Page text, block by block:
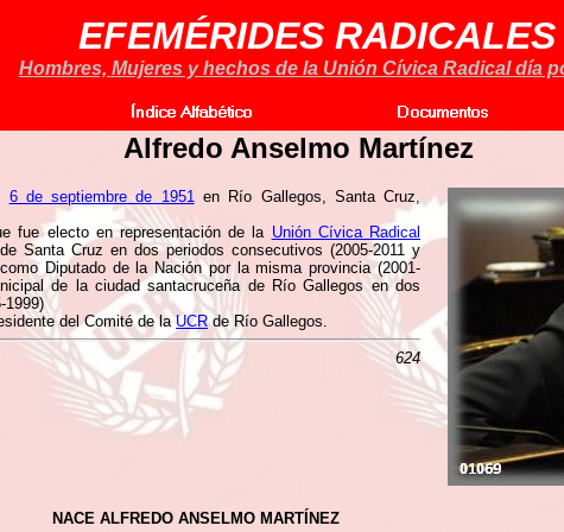
EFEMÉRIDES RADICALES
Hombres, Mujeres y hechos de la Unión Cívica Radical día
Alfredo Anselmo Martínez
6 de septiembre de 1951en Río Gallegos, Santa Cruz,
fue electo en representación de la Unión Cívica Radical
Santa Cruz en dos periodos consecutivos (2005-2011 y
Diputado de la Nación por la misma provincia (2001-
de la ciudad santacruceña de Río Gallegos en dos
1999)
del Comité de laUCRde Río Gallegos.
624
NACE ALFREDO ANSELMO MARTÍNEZ